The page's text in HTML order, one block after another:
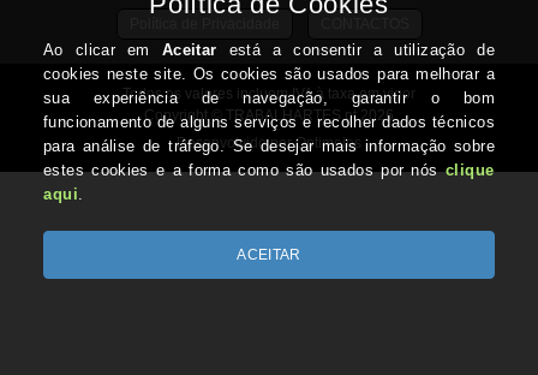
Todos os valores incluem IVA à taxa em vigor
Copyright © TRABALHARTES.pt 2026
Desenvolvido por Optimeios